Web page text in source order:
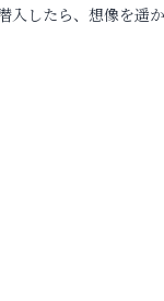
したら、想像を遥